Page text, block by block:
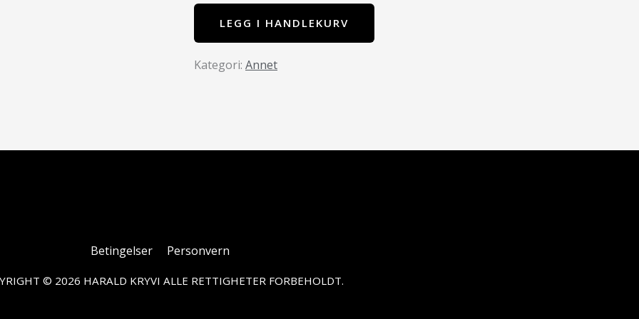
LEGG I HANDLEKURV
Annet
Betingelser Personvern
© 2026 HARALD KRYVI ALLE RETTIGHETER FORBEHOLDT.